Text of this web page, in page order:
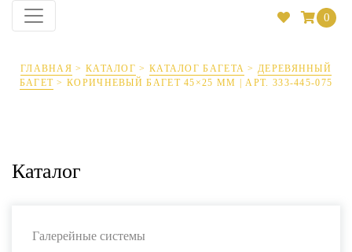
0
ГЛАВНАЯ > КАТАЛОГ > КАТАЛОГ БАГЕТА >ДЕРЕВЯННЫЙ
БАГЕТ >КОРИЧНЕВЫЙ БАГЕТ 45×25 ММ | АРТ. 333-445-075
Каталог
Галерейные системы